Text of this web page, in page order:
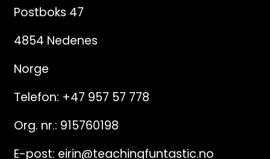
Postboks 47
4854 Nedenes
Norge
Telefon: +47 957 57 778
Org. nr.: 915760198
E-post: eirin@teachingfuntastic.no